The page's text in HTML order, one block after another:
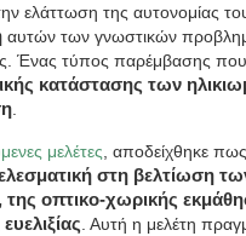
ελάττωση της αυτονομίας
αυτών των γνωστικών
Ένας τύπος παρέμβασης που
κατάστασης των
μελέτες , αποδείχθηκε
στη βελτίωση
οπτικο-χωρικής
. Αυτή η μελέτη